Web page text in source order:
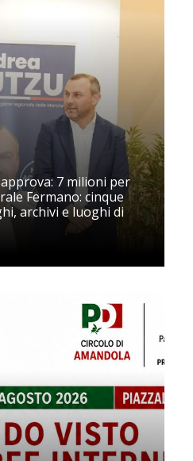
7 milioni per
Fermano: cinque
archivi e luoghi di